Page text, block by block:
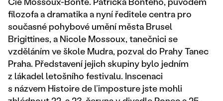
filozofa a dramatika a nyní ředitele centra pro
současné pohybové umění města Brusel
Brigittines, a Nicole Mossoux, tanečnici se
vzděláním ve škole Mudra, pozval do Prahy Tanec
Praha. Představení jejich skupiny bylo jedním
z lákadel letošního festivalu. Inscenaci
s názvem Histoire de l’imposture jste mohli